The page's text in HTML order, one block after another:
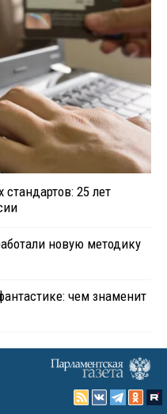
25 лет
новую методику
чем знаменит